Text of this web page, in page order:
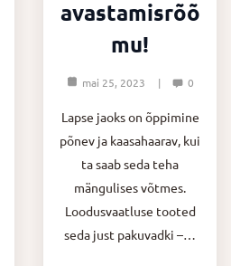
avastamisrõõ
mu!
mai 25, 2023 0
Lapse jaoks on õppimine
põnev ja kaasahaarav, kui
ta saab seda teha
mängulises võtmes.
Loodusvaatluse tooted
seda just pakuvadki –…